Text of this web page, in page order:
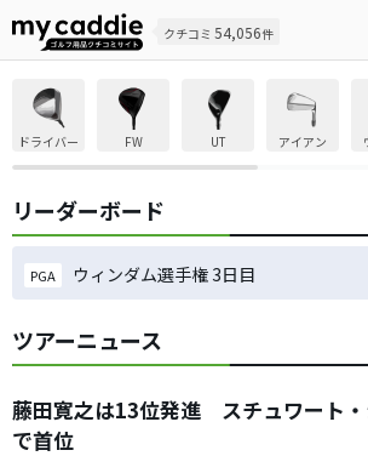
クチコミ 54,056件
ドライバー FW UT アイアン
リーダーボード
PGA ウィンダム選手権 3日目
ツアーニュース
藤田寛之は13位発進 スチュワート・
で首位